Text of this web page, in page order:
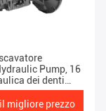
Pump, 16
dei denti
migliore prezzo